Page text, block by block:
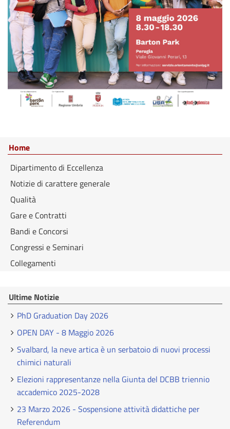
Home
Dipartimento di Eccellenza
Notizie di carattere generale
Qualità
Gare e Contratti
Bandi e Concorsi
Congressi e Seminari
Collegamenti
Ultime Notizie
PhD Graduation Day 2026
OPEN DAY - 8 Maggio 2026
Svalbard, la neve artica è un serbatoio di nuovi processi
chimici naturali
Elezioni rappresentanze nella Giunta del DCBB triennio
accademico 2025-2028
23 Marzo 2026 - Sospensione attività didattiche per
Referendum